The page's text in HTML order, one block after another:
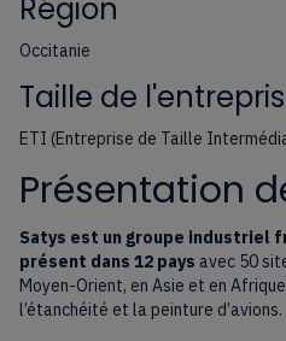
Région
Occitanie
Taille de
ETI (Entreprise de Taille
Présentation
Satys est un groupe industriel
présent dans 12 pays avec 50
Moyen-Orient, en Asie et en
l’étanchéité et la peinture d’avions.